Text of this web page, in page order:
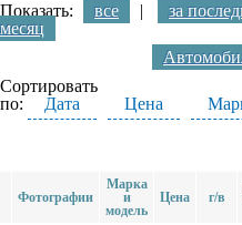
Показать: все | за
месяц
Сортировать
по:
Дата Цена
Фотографии
Марка
и
модель
Цена г/в